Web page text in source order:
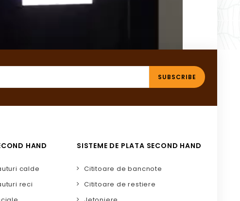
HAND
calde
reci
SISTEME DE PLATA SECOND HAND
Cititoare de bancnote
Cititoare de restiere